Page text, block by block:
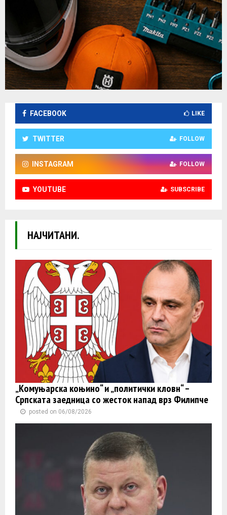
FACEBOOK LIKE
TWITTER FOLLOW
INSTAGRAM FOLLOW
YOUTUBE SUBSCRIBE
НАЈЧИТАНИ.
„Комуњарска коњино“ и „политички кловн“ –
Српската заедница со жесток напад врз Филипче
posted on 06/08/2026